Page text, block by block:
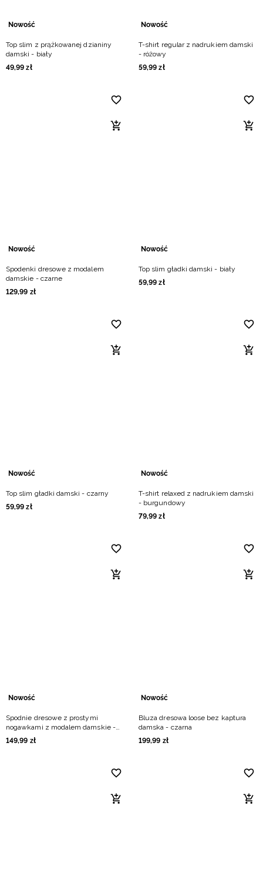
Nowość
Top slim z prążkowanej dzianiny
damski - biały
49,99 zł
Nowość
T-shirt regular z nadrukiem damski
- różowy
59,99 zł
Nowość
Spodenki dresowe z modalem
damskie - czarne
129,99 zł
Nowość
Top slim gładki damski - biały
59,99 zł
Nowość
Top slim gładki damski - czarny
59,99 zł
Nowość
T-shirt relaxed z nadrukiem damski
- burgundowy
79,99 zł
Nowość
Spodnie dresowe z prostymi
nogawkami z modalem damskie -
czarne
149,99 zł
Nowość
Bluza dresowa loose bez kaptura
damska - czarna
199,99 zł